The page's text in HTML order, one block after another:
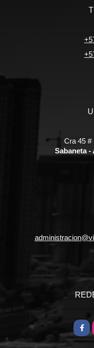
Cra 45 #
Sabaneta